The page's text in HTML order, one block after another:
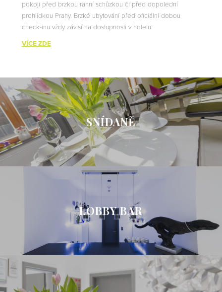
pokoji před brzkou ranní schůzkou či před dopolední
prohlídkou Prahy. Brzké ubytování před oficiální dobou
check-inu vždy závisí na dostupnosti v hotelu.
VÍCE ZDE
SNÍDANĚ
LOBBY BAR